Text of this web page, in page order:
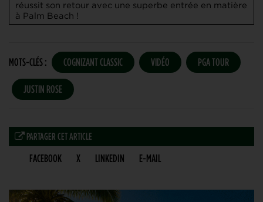
réussit son retour avec une superbe entrée en matière
à Palm Beach !
MOTS-CLÉS : COGNIZANT CLASSIC VIDÉO PGA TOUR
JUSTIN ROSE
PARTAGER CET ARTICLE
FACEBOOK X LINKEDIN E-MAIL